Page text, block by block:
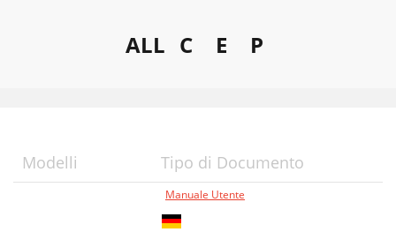
ALL C E P
Modelli Tipo di Documento
Manuale Utente